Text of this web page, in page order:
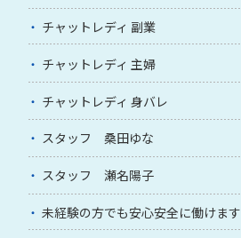
チャットレディ 副業
チャットレディ 主婦
チャットレディ 身バレ
スタッフ 桑田ゆな
スタッフ 瀬名陽子
未経験の方でも安心安全に働けます